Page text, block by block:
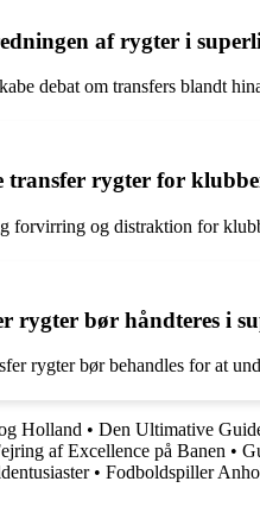
af rygter i
debat om transfers blandt
transfer rygter for
forvirring og distraktion for
rygter bør håndteres i
rygter bør behandles for at
Holland • Den Ultimative
af Excellence på Banen •
• Fodboldspiller